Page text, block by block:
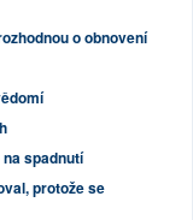
o obnovení
spadnutí
protože se